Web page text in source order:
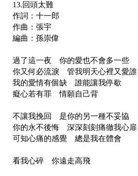
13.回頭太難
作詞：十一郎
作曲：張宇
編曲：孫崇偉
過了這一夜 你的愛也不會多一些
你又何必流淚 管我明天心裡又愛誰
我的愛情有個缺 誰能讓我停歇
癡心若有罪 情願自己背
不讓我挽回 是你的另一種不妥協
你的永不後悔 深深刻刻痛徹我心扉
可知心痛的感覺 總是我在體會
看我心碎 你遠走高飛